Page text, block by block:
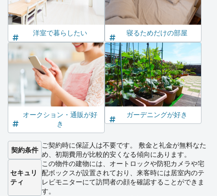
洋室で暮らしたい 寝るためだけの部屋
オークション・通販が好
き
ガーデニングが好き
契約条件
ご契約時に保証人は不要です。 敷金と礼金が無料なた
め、初期費用が比較的安くなる傾向にあります。
セキュリ
ティ
この物件の建物には、オートロックや防犯カメラや宅
配ボックスが設置されており、来客時には居室内のテ
レビモニターにて訪問者の顔を確認することができま
す。